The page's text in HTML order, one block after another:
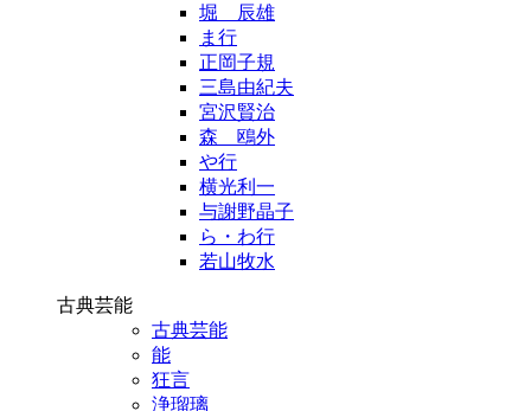
堀 辰雄
ま行
正岡子規
三島由紀夫
宮沢賢治
森 鴎外
や行
横光利一
与謝野晶子
ら・わ行
若山牧水
古典芸能
古典芸能
能
狂言
浄瑠璃